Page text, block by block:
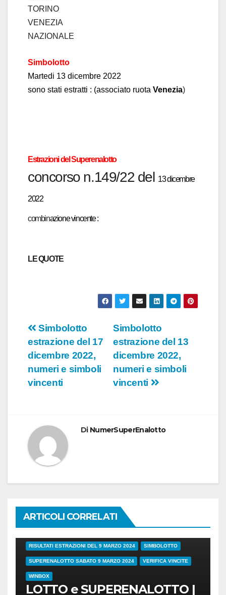
TORINO
VENEZIA
NAZIONALE
Simbolotto
Martedi 13 dicembre 2022
sono stati estratti : (associato ruota Venezia)
Estrazioni del Superenalotto
concorso n.149/22 del 13 dicembre
2022
combinazione vincente :
LE QUOTE
Navigazione
articoli
Simbolotto
estrazione del 13
dicembre 2022,
numeri e simboli
vincenti
Simbolotto
estrazione del 17
dicembre 2022,
numeri e simboli
vincenti
Di NumerSuperEnalotto
ARTICOLI CORRELATI
38/24 COVID ESTRAZIONI DI OGGI
RISULTATI ESTRAZIONI DEL 9 MARZO 2024 SIMBOLOTTO
SUPERENALOTTO SABATO 9 MARZO 2024 VERIFICA VINCITE
WINBOX
LOTTO e SUPERENALOTTO |